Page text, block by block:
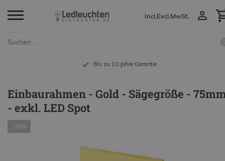
Incl.Excl.MwSt.
Bis zu 10 Jahre Garantie
Einbaurahmen - Gold - Sägegröße -
- exkl. LED Spot
-25%